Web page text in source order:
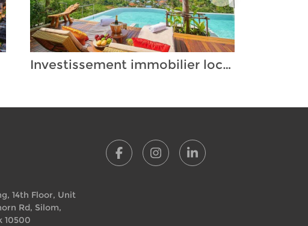
Investissement immobilier locatif en Thaïlande : La solution pour votre patrimoine ? Petit guide à destination de l’acheteur potentiel.
14th Floor, Unit
Rd, Silom,
10500